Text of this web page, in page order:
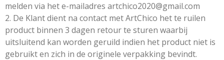
melden via het e-mailadres artchico2020@gmail.com
2. De Klant dient na contact met ArtChico het te ruilen
product binnen 3 dagen retour te sturen waarbij
uitsluitend kan worden geruild indien het product niet is
gebruikt en zich in de originele verpakking bevindt.